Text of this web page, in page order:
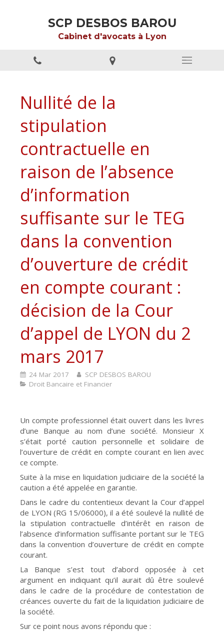
SCP DESBOS BAROU
Cabinet d'avocats à Lyon
Nullité de la
stipulation
contractuelle en
raison de l’absence
d’information
suffisante sur le TEG
dans la convention
d’ouverture de crédit
en compte courant :
décision de la Cour
d’appel de LYON du 2
mars 2017
24 Mar 2017
SCP DESBOS BAROU
Droit Bancaire et Financier
Un compte professionnel était ouvert dans les livres
d’une Banque au nom d’une société. Monsieur X
s’était porté caution personnelle et solidaire de
l’ouverture de crédit en compte courant en lien avec
ce compte.
Suite à la mise en liquidation judiciaire de la société la
caution a été appelée en garantie.
Dans le cadre du contentieux devant la Cour d’appel
de LYON (RG 15/06000), il a été soulevé la nullité de
la stipulation contractuelle d’intérêt en raison de
l’absence d’information suffisante portant sur le TEG
dans la convention d’ouverture de crédit en compte
courant.
La Banque s’est tout d’abord opposée à cet
argument en indiquant qu’il aurait dû être soulevé
dans le cadre de la procédure de contestation de
créances ouverte du fait de la liquidation judiciaire de
la société.
Sur ce point nous avons répondu que :